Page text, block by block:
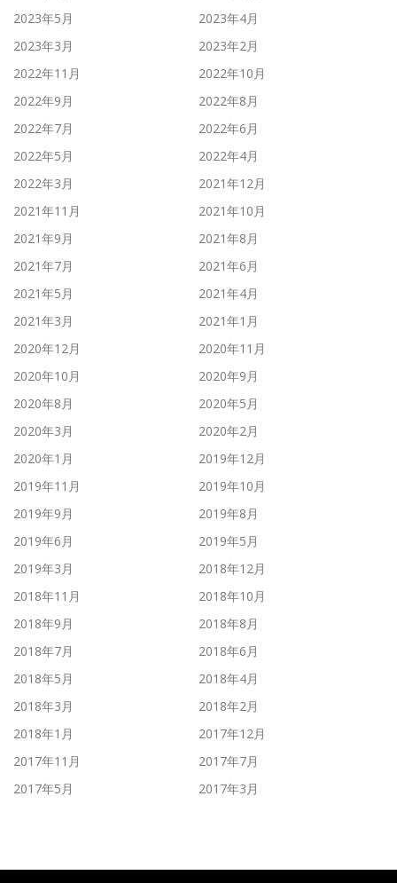
2023年5月
2023年4月
2023年3月
2023年2月
2022年11月
2022年10月
2022年9月
2022年8月
2022年7月
2022年6月
2022年5月
2022年4月
2022年3月
2021年12月
2021年11月
2021年10月
2021年9月
2021年8月
2021年7月
2021年6月
2021年5月
2021年4月
2021年3月
2021年1月
2020年12月
2020年11月
2020年10月
2020年9月
2020年8月
2020年5月
2020年3月
2020年2月
2020年1月
2019年12月
2019年11月
2019年10月
2019年9月
2019年8月
2019年6月
2019年5月
2019年3月
2018年12月
2018年11月
2018年10月
2018年9月
2018年8月
2018年7月
2018年6月
2018年5月
2018年4月
2018年3月
2018年2月
2018年1月
2017年12月
2017年11月
2017年7月
2017年5月
2017年3月